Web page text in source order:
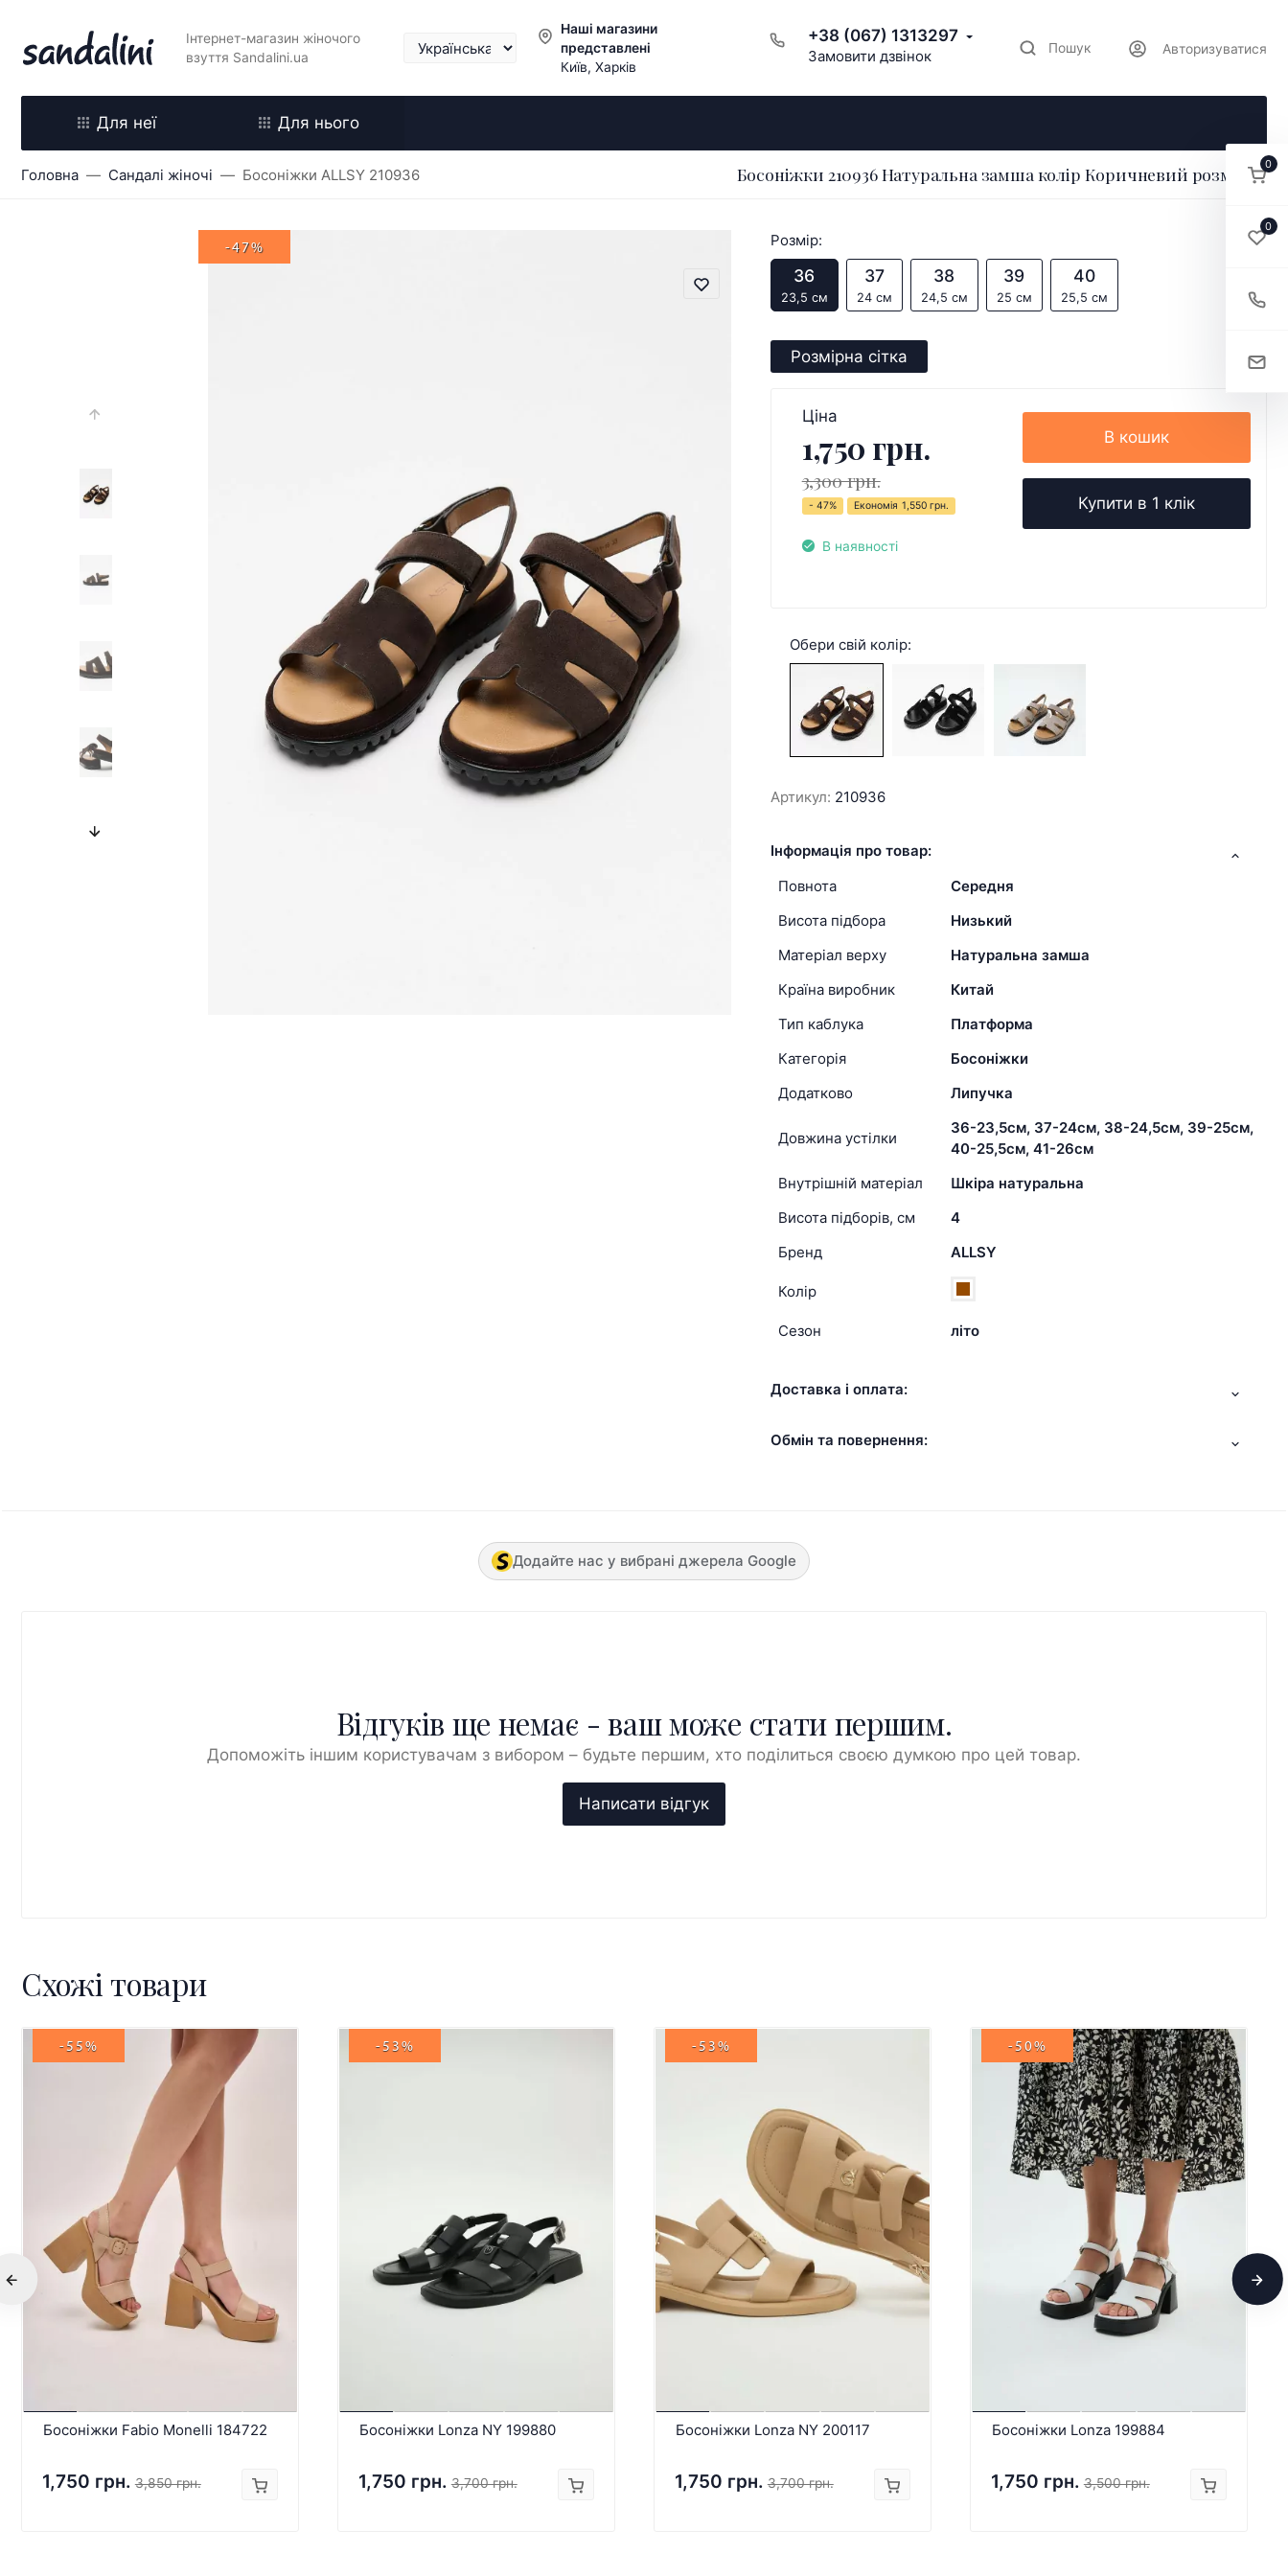
Інтернет-магазин жіночого
взуття Sandalini.ua
Наші магазини
представлені
Київ, Харків
+38 (067) 1313297
Замовити дзвінок Пошук Авторизуватися
Для неї Для нього
Головна Сандалі жіночі Босоніжки ALLSY 210936 Босоніжки 210936 Натуральна замша колір Коричневий розмір 36
-47% Розмір:
36
23,5 см
37
24 см
38
24,5 см
39
25 см
40
25,5 см
Розмірна сітка
Ціна
1,750 грн.
3,300 грн.
- 47% Економія 1,550 грн.
В наявності
В кошик
Купити в 1 клік
Обери свій колір:
Артикул: 210936
Інформація про товар:
Повнота
Середня
Висота підбора
Низький
Матеріал верху
Натуральна замша
Країна виробник
Китай
Тип каблука
Платформа
Категорія
Босоніжки
Додатково
Липучка
Довжина устілки
36-23,5см, 37-24см, 38-24,5см, 39-25см,
40-25,5см, 41-26см
Внутрішній матеріал
Шкіра натуральна
Висота підборів, см
4
Бренд
ALLSY
Колір
Сезон літо
Доставка і оплата:
Обмін та повернення:
Додайте нас у вибрані джерела Google
Відгуків ще немає - ваш може стати першим.
Допоможіть іншим користувачам з вибором – будьте першим, хто поділиться своєю думкою про цей товар.
Схожі товари
-55%
Босоніжки Fabio Monelli 184722
1,750 грн. 3,850 грн.
-53%
Босоніжки Lonza NY 199880
1,750 грн. 3,700 грн.
-53%
Босоніжки Lonza NY 200117
1,750 грн. 3,700 грн.
-50%
Босоніжки Lonza 199884
1,750 грн. 3,500 грн.
0
0